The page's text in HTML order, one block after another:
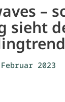
–
sieht
2023